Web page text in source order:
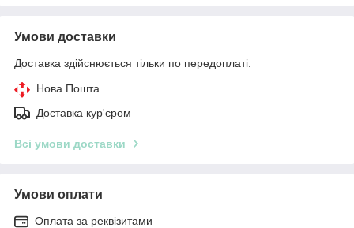
Умови доставки
Доставка здійснюється тільки по передоплаті.
Нова Пошта
Доставка кур'єром
Всі умови доставки
Умови оплати
Оплата за реквізитами